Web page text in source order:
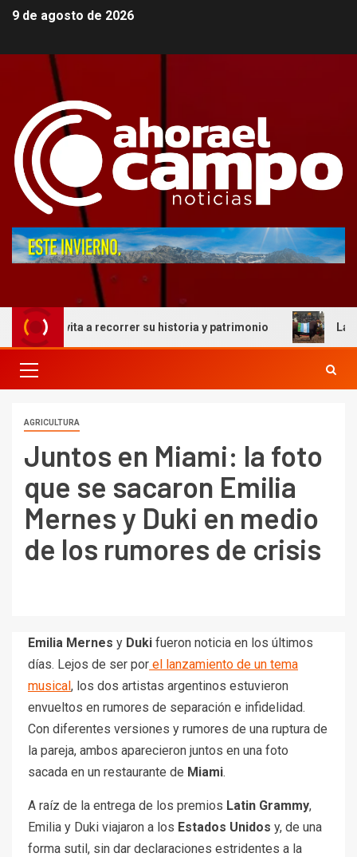
9 de agosto de 2026
invita a recorrer su historia y patrimonio La
AGRICULTURA
Juntos en Miami: la foto
que se sacaron Emilia
Mernes y Duki en medio
de los rumores de crisis
Emilia Mernes y Duki fueron noticia en los últimos
días. Lejos de ser por el lanzamiento de un tema
musical, los dos artistas argentinos estuvieron
envueltos en rumores de separación e infidelidad.
Con diferentes versiones y rumores de una ruptura de
la pareja, ambos aparecieron juntos en una foto
sacada en un restaurante de Miami.
A raíz de la entrega de los premios Latin Grammy,
Emilia y Duki viajaron a los Estados Unidos y, de una
forma sutil, sin dar declaraciones estridentes a la